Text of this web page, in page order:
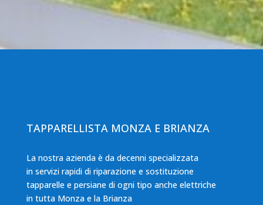
TAPPARELLISTA MONZA E BRIANZA
La nostra azienda è da decenni specializzata
in servizi rapidi di riparazione e sostituzione
tapparelle e persiane di ogni tipo anche elettriche
in tutta Monza e la Brianza